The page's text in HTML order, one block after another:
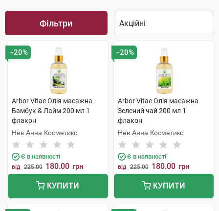
Фільтри
−20%
Arbor Vitae Олія масажна
Бамбук & Лайм 200 мл 1
флакон
Нев Анна Косметикс
Є в наявності
від 225.00 180.00 грн
КУПИТИ
−20%
Arbor Vitae Олія масажна
Зелений чай 200 мл 1
флакон
Нев Анна Косметикс
Є в наявності
від 225.00 180.00 грн
КУПИТИ